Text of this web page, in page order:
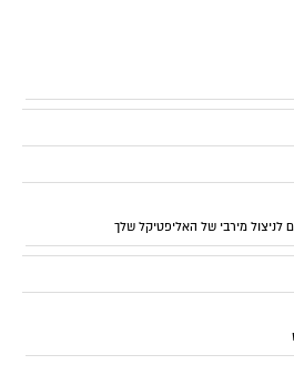
לניצול מירבי של האליפטיקל שלך